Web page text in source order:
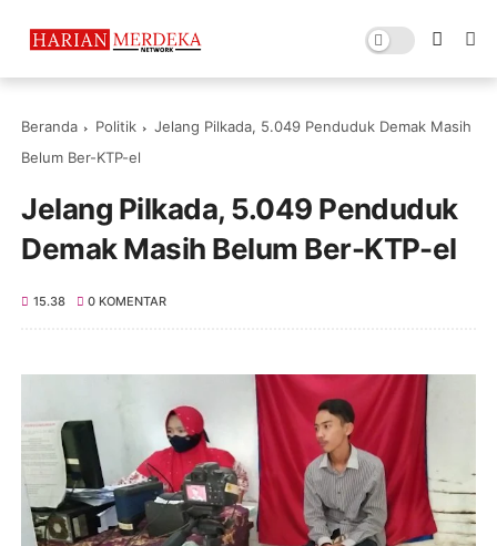
Beranda Politik
Jelang Pilkada, 5.049 Penduduk Demak Masih
Belum Ber-KTP-el
Jelang Pilkada, 5.049 Penduduk
Demak Masih Belum Ber-KTP-el
15.38 0 KOMENTAR